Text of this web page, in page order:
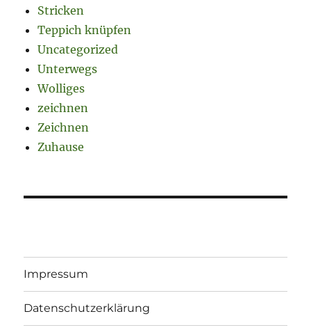
Stricken
Teppich knüpfen
Uncategorized
Unterwegs
Wolliges
zeichnen
Zeichnen
Zuhause
Impressum
Datenschutzerklärung